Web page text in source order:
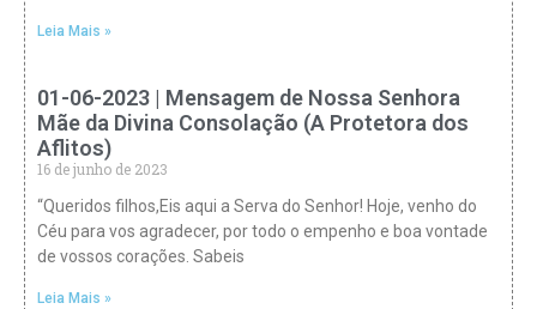
Leia Mais »
01-06-2023 | Mensagem de Nossa Senhora
Mãe da Divina Consolação (A Protetora dos
Aflitos)
16 de junho de 2023
“Queridos filhos,Eis aqui a Serva do Senhor! Hoje, venho do
Céu para vos agradecer, por todo o empenho e boa vontade
de vossos corações. Sabeis
Leia Mais »